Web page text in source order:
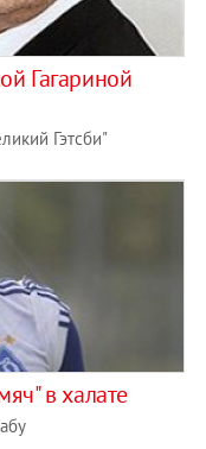
Гагариной
Гэтсби"
в халате